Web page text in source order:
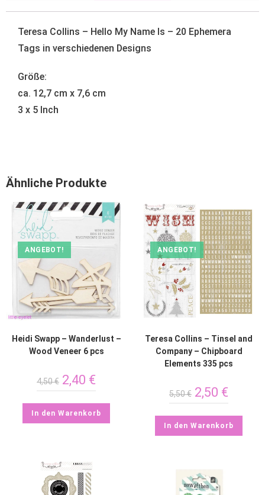
Teresa Collins – Hello My Name Is – 20 Ephemera
Tags in verschiedenen Designs
Größe:
ca. 12,7 cm x 7,6 cm
3 x 5 Inch
Ähnliche Produkte
ANGEBOT!
Heidi Swapp – Wanderlust –
Wood Veneer 6 pcs
4,50€ 2,40 €
In den Warenkorb
ANGEBOT!
Teresa Collins – Tinsel and
Company – Chipboard
Elements 335 pcs
5,50€ 2,50 €
In den Warenkorb